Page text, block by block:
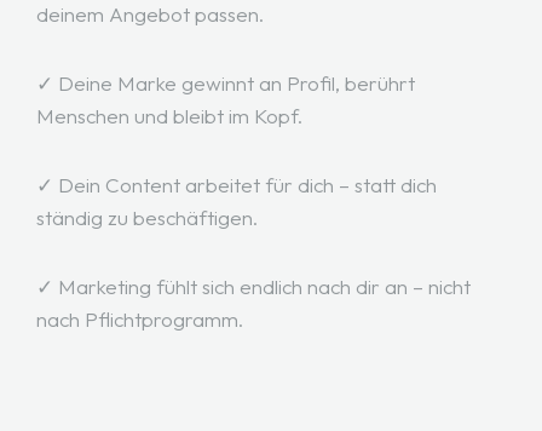
deinem Angebot passen.
✓ Deine Marke gewinnt an Profil, berührt
Menschen und bleibt im Kopf.
✓ Dein Content arbeitet für dich – statt dich
ständig zu beschäftigen.
✓ Marketing fühlt sich endlich nach dir an – nicht
nach Pflichtprogramm.